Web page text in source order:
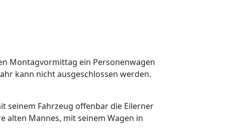
Montagvormittag ein Personenwagen
kann nicht ausgeschlossen werden.
seinem Fahrzeug offenbar die Eilerner
alten Mannes, mit seinem Wagen in